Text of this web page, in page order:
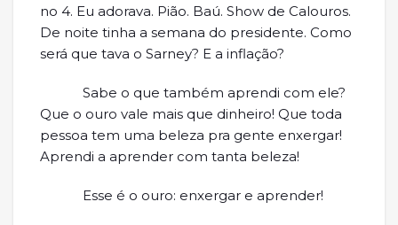
no 4. Eu adorava. Pião. Baú. Show de Calouros.
De noite tinha a semana do presidente. Como
será que tava o Sarney? E a inflação?
Sabe o que também aprendi com ele?
Que o ouro vale mais que dinheiro! Que toda
pessoa tem uma beleza pra gente enxergar!
Aprendi a aprender com tanta beleza!
Esse é o ouro: enxergar e aprender!